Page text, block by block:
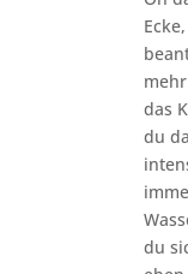
das
du
du